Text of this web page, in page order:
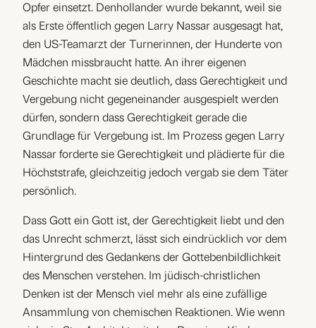
Opfer einsetzt. Denhollander wurde bekannt, weil sie
als Erste öffentlich gegen Larry Nassar ausgesagt hat,
den US-Teamarzt der Turnerinnen, der Hunderte von
Mädchen missbraucht hatte. An ihrer eigenen
Geschichte macht sie deutlich, dass Gerechtigkeit und
Vergebung nicht gegeneinander ausgespielt werden
dürfen, sondern dass Gerechtigkeit gerade die
Grundlage für Vergebung ist. Im Prozess gegen Larry
Nassar forderte sie Gerechtigkeit und plädierte für die
Höchststrafe, gleichzeitig jedoch vergab sie dem Täter
persönlich.
Dass Gott ein Gott ist, der Gerechtigkeit liebt und den
das Unrecht schmerzt, lässt sich eindrücklich vor dem
Hintergrund des Gedankens der Gottebenbildlichkeit
des Menschen verstehen. Im jüdisch-christlichen
Denken ist der Mensch viel mehr als eine zufällige
Ansammlung von chemischen Reaktionen. Wie wenn